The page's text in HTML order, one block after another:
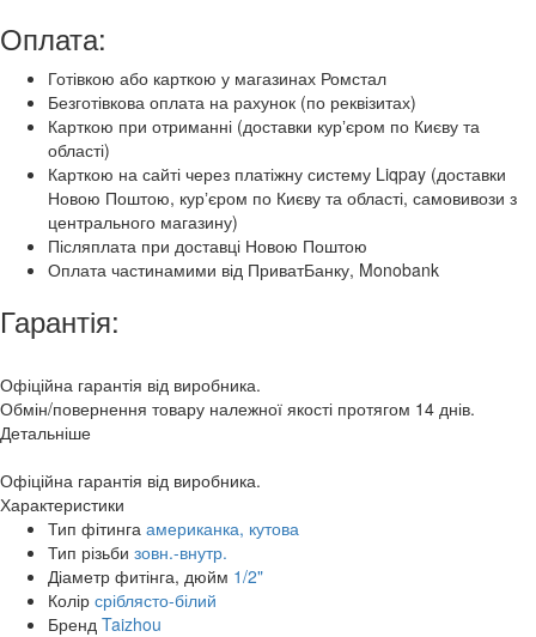
Оплата:
Готівкою або карткою у магазинах Ромстал
Безготівкова оплата на рахунок (по реквізитах)
Карткою при отриманні (доставки курʼєром по Києву та
області)
Карткою на сайті через платіжну систему Liqpay (доставки
Новою Поштою, курʼєром по Києву та області, самовивози з
центрального магазину)
Післяплата при доставці Новою Поштою
Оплата частинамими від ПриватБанку, Monobank
Гарантія:
Офіційна гарантія від виробника.
Обмін/повернення товару належної якості протягом 14 днів.
Детальніше
Офіційна гарантія від виробника.
Характеристики
Тип фітинга американка, кутова
Тип різьби зовн.-внутр.
Діаметр фитінга, дюйм 1/2"
Колір сріблясто-білий
Бренд Taizhou